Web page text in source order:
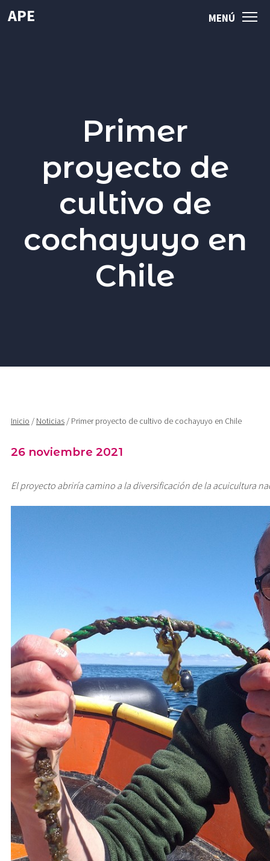
APE MENÚ
MENÚ
QUIÉNES SOMOS
LÍNEAS DE INVESTIGACIÓN APE
PUBLICACIONES
AUDIOVISUAL
Primer
proyecto de
cultivo de
cochayuyo en
Chile
Inicio / Noticias/ Primer proyecto de cultivo de cochayuyo en Chile
26 noviembre 2021
El proyecto abriría camino a la diversificación de la acuicultura